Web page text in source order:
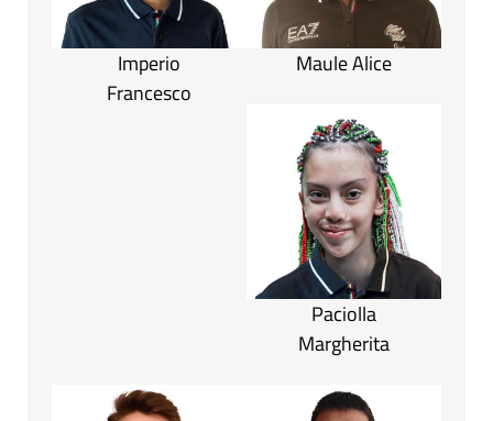
Imperio
Francesco
Maule Alice
Paciolla
Margherita